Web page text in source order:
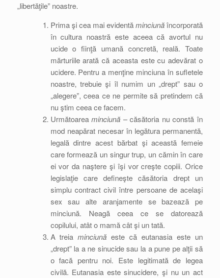
„libertăţile” noastre.
Prima şi cea mai evidentăminciunăîncorporată
în cultura noastră este aceea că avortul nu
ucide o fiinţă umană concretă, reală. Toate
mărturiile arată că aceasta este cu adevărat o
ucidere. Pentru a menţine minciuna în sufletele
noastre, trebuie şi îl numim un „drept” sau o
„alegere”, ceea ce ne permite să pretindem că
nu ştim ceea ce facem.
Următoareaminciună – căsătoria nu constă în
mod neapărat necesar în legătura permanentă,
legală dintre acest bărbat şi această femeie
care formează un singur trup, un cămin în care
ei vor da naştere şi îşi vor creşte copiii. Orice
legislaţie care defineşte căsătoria drept un
simplu contract civil între persoane de acelaşi
sex sau alte aranjamente se bazează pe
minciună. Neagă ceea ce se datorează
copilului, atât o mamă cât şi un tată.
A treiaminciună este că eutanasia este un
„drept” la a ne sinucide sau la a pune pe alţii să
o facă pentru noi. Este legitimată de legea
civilă. Eutanasia este sinucidere, şi nu un act